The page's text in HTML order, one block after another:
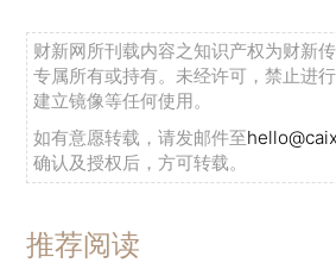
财新网所刊载内容之知识产权为财新
专属所有或持有。未经许可，禁止进
建立镜像等任何使用。
如有意愿转载，请发邮件至
确认及授权后，方可转载。
推荐阅读